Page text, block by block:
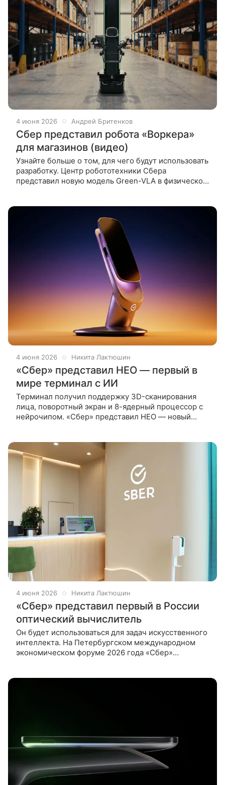
4 июня 2026 Андрей Бритенков
Сбер представил робота «Воркера»
для магазинов (видео)
Узнайте больше о том, для чего будут использовать
разработку. Центр робототехники Сбера
представил новую модель Green-VLA в физическом
4 июня 2026 Никита Лактюшин
«Сбер» представил НЕО — первый в
мире терминал с ИИ
Терминал получил поддержку 3D-сканирования
лица, поворотный экран и 8-ядерный процессор с
нейрочипом. «Сбер» представил НЕО — новый
4 июня 2026 Никита Лактюшин
«Сбер» представил первый в России
оптический вычислитель
Он будет использоваться для задач искусственного
интеллекта. На Петербургском международном
экономическом форуме 2026 года «Сбер»